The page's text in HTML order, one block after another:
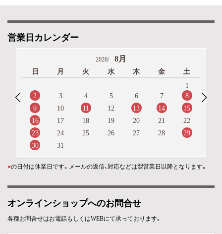
営業日カレンダー
2026/ 8月
日 月 火 水 木 金
土
1
2
3 4 5 6 7
8
9
10 11 12 13 14
15
16
17 18 19 20 21
22
23
24 25 26 27 28
29
30
31
●の日付は休業日です。メールの返信、対応などは翌営業日以降となります。
オンラインショップへのお問合せ
各種お問合せはお電話もしくはWEBにて承っております。